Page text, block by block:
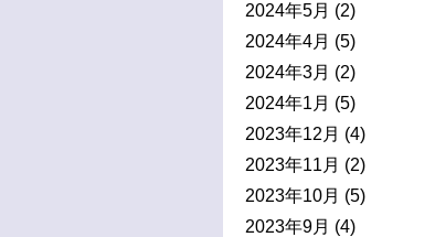
2024年5月 (2)
2024年4月 (5)
2024年3月 (2)
2024年1月 (5)
2023年12月 (4)
2023年11月 (2)
2023年10月 (5)
2023年9月 (4)